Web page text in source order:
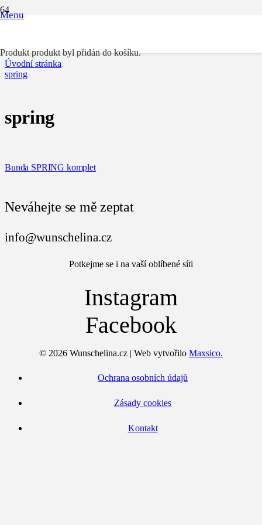
Menu
Produktprodukt byl přidán do košíku.
Úvodní stránka
spring
spring
Bunda SPRING komplet
Neváhejte se mě zeptat
info@wunschelina.cz
Potkejme se i na vaší oblíbené síti
Instagram
Facebook
© 2026 Wunschelina.cz | Web vytvořilo Maxsico.
Ochrana osobních údajů
Zásady cookies
Kontakt